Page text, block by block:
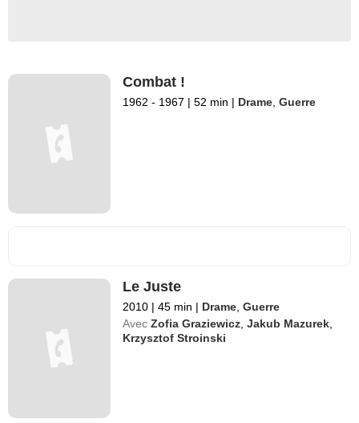
Combat !
1962 - 1967 | 52 min | Drame ,Guerre
Le Juste
2010 | 45 min | Drame ,Guerre
Avec Zofia Graziewicz ,Jakub Mazurek
Krzysztof Stroinski